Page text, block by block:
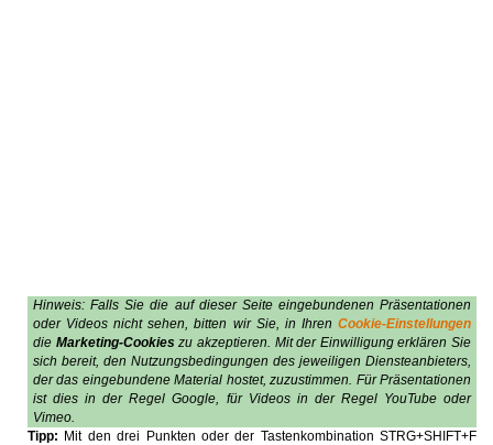
Hinweis: Falls Sie die auf dieser Seite eingebundenen Präsentationen
oder Videos nicht sehen, bitten wir Sie, in Ihren Cookie-Einstellungen
die Marketing-Cookies zu akzeptieren. Mit der Einwilligung erklären Sie
sich bereit, den Nutzungsbedingungen des jeweiligen Diensteanbieters,
der das eingebundene Material hostet, zuzustimmen. Für Präsentationen
ist dies in der Regel Google, für Videos in der Regel YouTube oder
Vimeo.
Tipp: Mit den drei Punkten oder der Tastenkombination STRG+SHIFT+F